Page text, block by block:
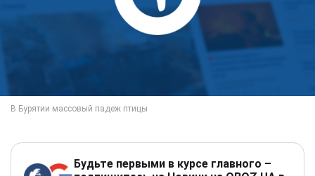
Будьте первыми в курсе главного –